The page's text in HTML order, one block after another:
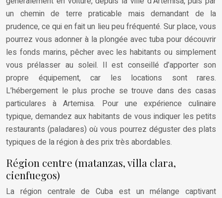
un chemin de terre praticable mais demandant de la
prudence, ce qui en fait un lieu peu fréquenté. Sur place, vous
pourrez vous adonner à la plongée avec tuba pour découvrir
les fonds marins, pêcher avec les habitants ou simplement
vous prélasser au soleil. Il est conseillé d’apporter son
propre équipement, car les locations sont rares.
L’hébergement le plus proche se trouve dans des casas
particulares à Artemisa. Pour une expérience culinaire
typique, demandez aux habitants de vous indiquer les petits
restaurants (paladares) où vous pourrez déguster des plats
typiques de la région à des prix très abordables.
Région centre (matanzas, villa clara,
cienfuegos)
La région centrale de Cuba est un mélange captivant